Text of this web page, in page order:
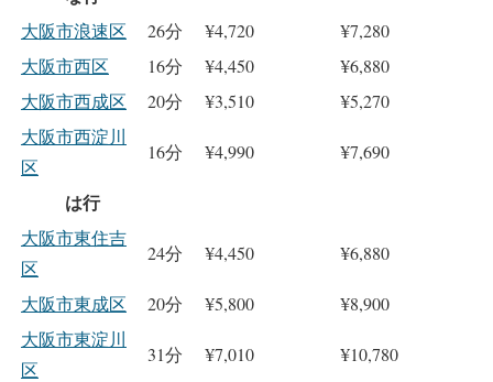
大阪市浪速区 26分 ¥4,720
¥7,280
大阪市西区
16分 ¥4,450
¥6,880
大阪市西成区
20分 ¥3,510
¥5,270
大阪市西淀川
区
16分 ¥4,990 ¥7,690
は行
大阪市東住吉
区
24分 ¥4,450 ¥6,880
大阪市東成区 20分 ¥5,800
¥8,900
大阪市東淀川
区
31分 ¥7,010 ¥10,780